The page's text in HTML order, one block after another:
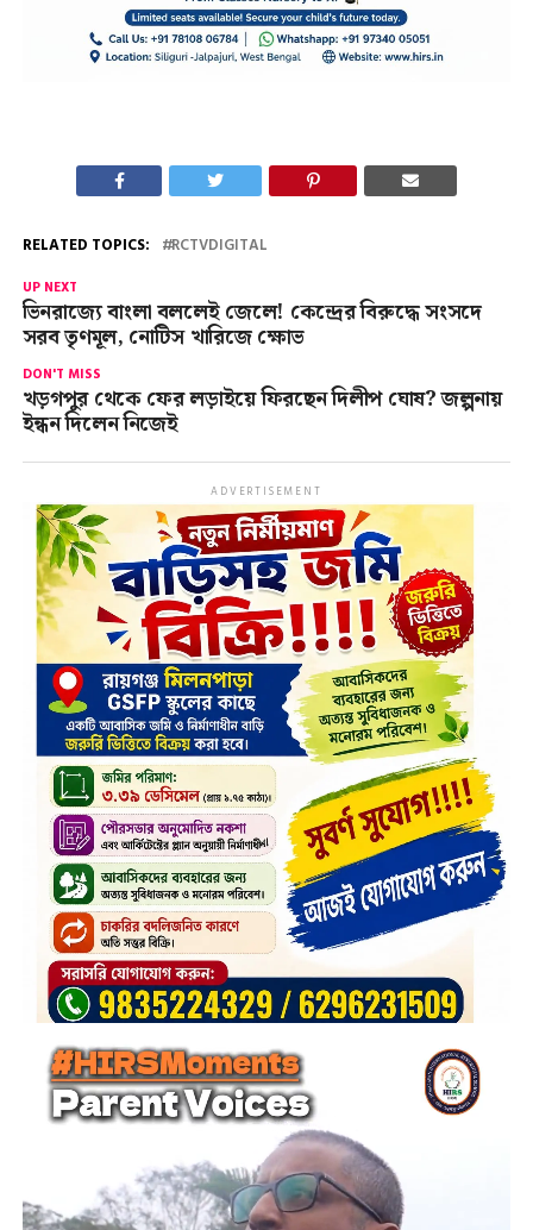
RELATED TOPICS: RCTVDIGITAL
UP NEXT
ভিনরাজ্যে বাংলা বললেই জেলে! কেন্দ্রের বিরুদ্ধে সংসদে
সরব তৃণমূল, নোটিস খারিজে ক্ষোভ
DON'T MISS
খড়গপুর থেকে ফের লড়াইয়ে ফিরছেন দিলীপ ঘোষ? জল্পনায়
ইন্ধন দিলেন নিজেই
ADVERTISEMENT